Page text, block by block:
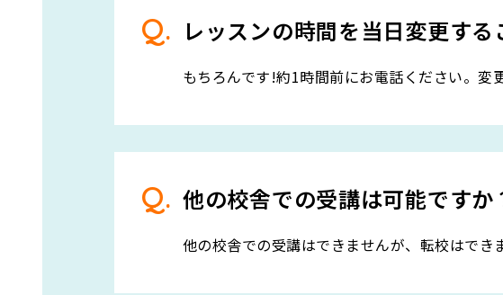
レッスンの時間を当日変更する
もちろんです!約1時間前にお電話ください。変
他の校舎での受講は可能ですか
他の校舎での受講はできませんが、転校はでき